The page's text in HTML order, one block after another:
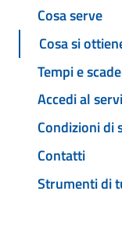
Cosa serve
Cosa si
Tempi e
Accedi al
Condizioni di
Contatti
Strumenti di